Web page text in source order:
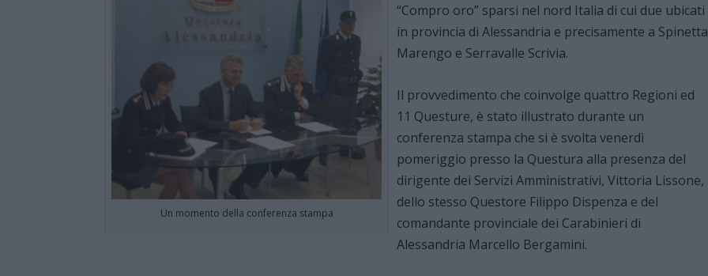
Un momento della conferenza stampa
“Compro oro” sparsi nel nord Italia di cui due ubicati
in provincia di Alessandria e precisamente a Spinetta
Marengo e Serravalle Scrivia.
Il provvedimento che coinvolge quattro Regioni ed
11 Questure, è stato illustrato durante un
conferenza stampa che si è svolta venerdì
pomeriggio presso la Questura alla presenza del
dirigente dei Servizi Amministrativi, Vittoria Lissone,
dello stesso Questore Filippo Dispenza e del
comandante provinciale dei Carabinieri di
Alessandria Marcello Bergamini.